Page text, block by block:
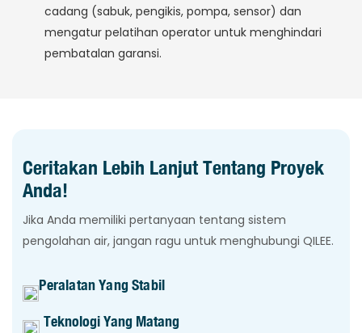
cadang (sabuk, pengikis, pompa, sensor) dan
mengatur pelatihan operator untuk menghindari
pembatalan garansi.
Ceritakan Lebih Lanjut Tentang Proyek
Anda!
Jika Anda memiliki pertanyaan tentang sistem
pengolahan air, jangan ragu untuk menghubungi QILEE.
Peralatan Yang Stabil
Teknologi Yang Matang